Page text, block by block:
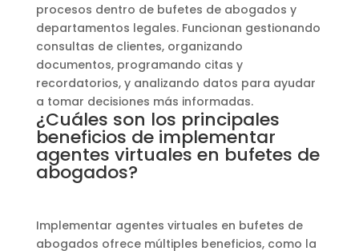
procesos dentro de bufetes de abogados y
departamentos legales. Funcionan gestionando
consultas de clientes, organizando
documentos, programando citas y
recordatorios, y analizando datos para ayudar
a tomar decisiones más informadas.
¿Cuáles son los principales
beneficios de implementar
agentes virtuales en bufetes de
abogados?
Implementar agentes virtuales en bufetes de
abogados ofrece múltiples beneficios, como la